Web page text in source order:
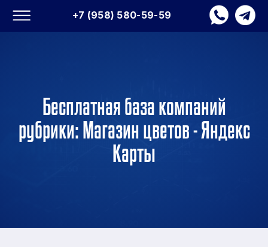
+7 (958) 580-59-59
Бесплатная база компаний
рубрики: Магазин цветов - Яндекс
Карты